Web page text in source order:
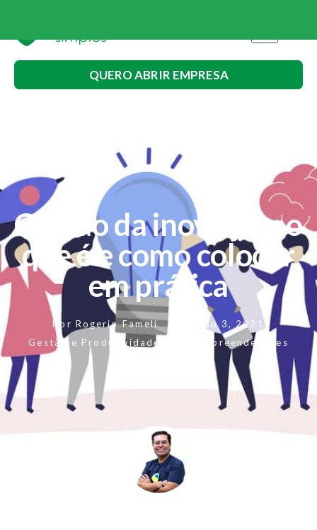
QUERO ABRIR EMPRESA
Gestão da inovação: o
que é e como colocar
em prática
Por Rogerio Fameli
maio 3, 2021
Gestão e Produtividade
Para Empreendedores